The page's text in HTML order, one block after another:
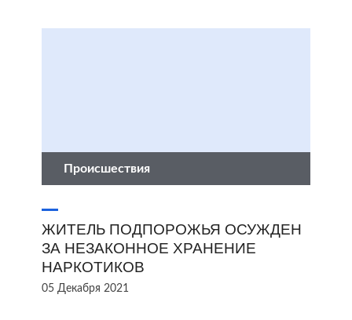
Происшествия
ЖИТЕЛЬ ПОДПОРОЖЬЯ ОСУЖДЕН
ЗА НЕЗАКОННОЕ ХРАНЕНИЕ
НАРКОТИКОВ
05 Декабря 2021